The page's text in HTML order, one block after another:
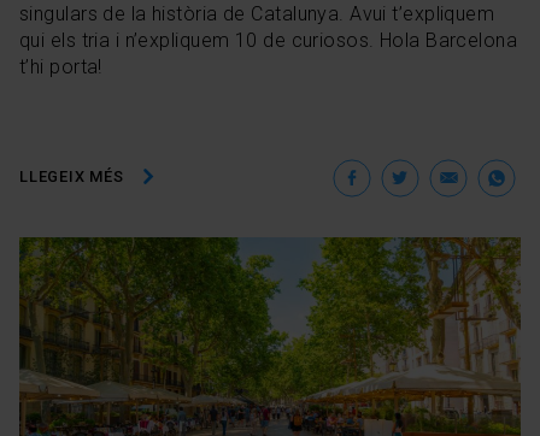
singulars de la història de Catalunya. Avui t’expliquem
qui els tria i n’expliquem 10 de curiosos. Hola Barcelona
t’hi porta!
LLEGEIX MÉS Facebook
Twitter